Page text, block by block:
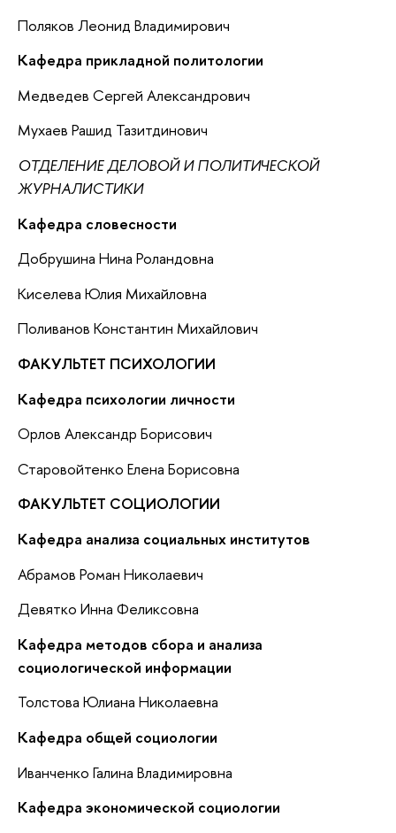
Поляков Леонид Владимирович
Кафедра прикладной политологии
Медведев Сергей Александрович
Мухаев Рашид Тазитдинович
ОТДЕЛЕНИЕ ДЕЛОВОЙ И ПОЛИТИЧЕСКОЙ
ЖУРНАЛИСТИКИ
Кафедра словесности
Добрушина Нина Роландовна
Киселева Юлия Михайловна
Поливанов Константин Михайлович
ФАКУЛЬТЕТ ПСИХОЛОГИИ
Кафедра психологии личности
Орлов Александр Борисович
Старовойтенко Елена Борисовна
ФАКУЛЬТЕТ СОЦИОЛОГИИ
Кафедра анализа социальных институтов
Абрамов Роман Николаевич
Девятко Инна Феликсовна
Кафедра методов сбора и анализа
социологической информации
Толстова Юлиана Николаевна
Кафедра общей социологии
Иванченко Галина Владимировна
Кафедра экономической социологии